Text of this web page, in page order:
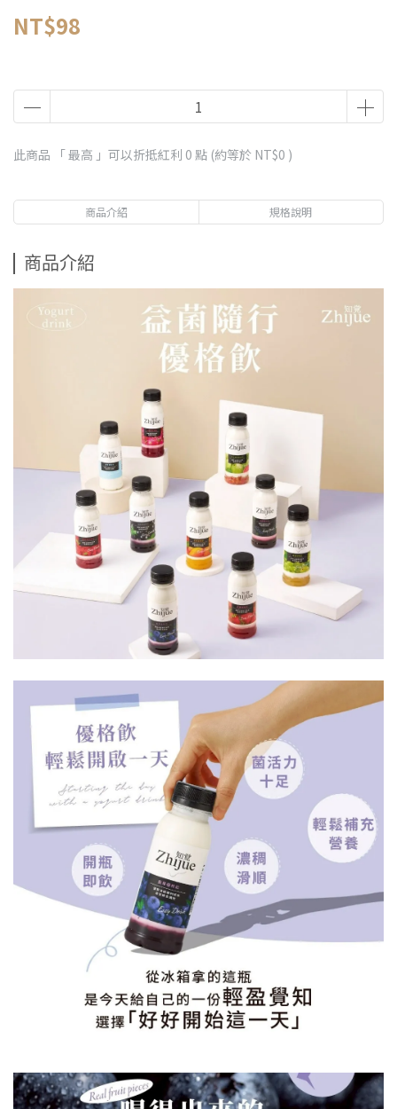
NT$98
此商品 「 最高 」可以折抵紅利 0 點 (約等於 NT$0 )
商品介紹 規格說明
商品介紹